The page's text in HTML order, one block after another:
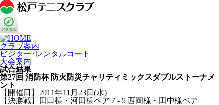
クラブ案内
ビジター･レンタルコート
大会案内
試合結果
第27回 消防杯 防火防災チャリティミックスダブルストーナメ
ント
【開催日】2011年11月23日(水)
【決勝戦】田口様・河田様ペア 7 - 5 西岡様・田中様ペア